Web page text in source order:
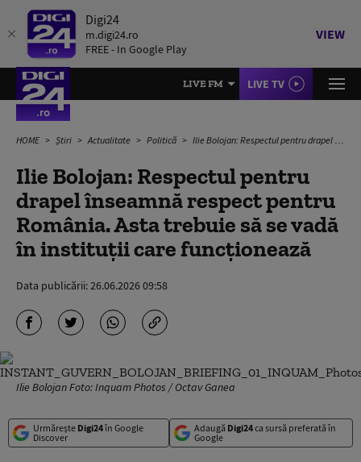
Digi24
m.digi24.ro
FREE - In Google Play
VIEW
LIVE FM LIVE TV
HOME Știri Actualitate Politică Ilie Bolojan: Respectul pentru drapel înseamnă respect pentru România. Asta trebuie să se vadă în instituţii care funcţionează
Ilie Bolojan: Respectul pentru
drapel înseamnă respect pentru
România. Asta trebuie să se vadă
în instituţii care funcţionează
Data publicării:26.06.2026 09:58
Ilie Bolojan Foto: Inquam Photos / Octav Ganea
Urmărește Digi24în Google
Discover
Adaugă Digi24ca sursă preferată în
Google